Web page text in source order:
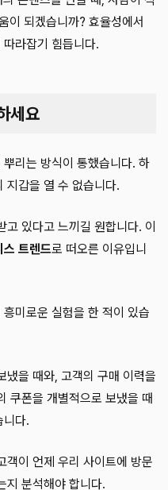
이 되겠습니까? 효율성에서
라잡기 힘듭니다.
세요
리는 방식이 통했습니다. 하
지갑을 열 수 없습니다.
있다고 느끼길 원합니다. 이
스 트렌드로 떠오른 이유입니
미로운 실험을 한 적이 있습
냈을 때와, 고객의 구매 이력을
쿠폰을 개별적으로 보냈을 때
니다.
객이 언제 우리 사이트에 방문
지 분석해야 합니다.